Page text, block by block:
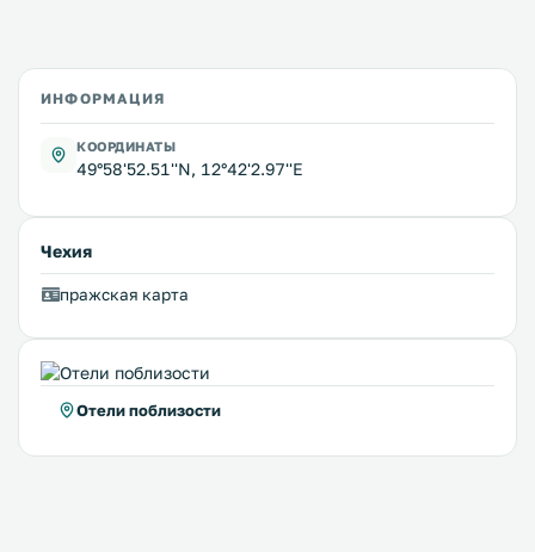
ИНФОРМАЦИЯ
КООРДИНАТЫ
49°58'52.51''N, 12°42'2.97''E
Чехия
пражская карта
Отели поблизости